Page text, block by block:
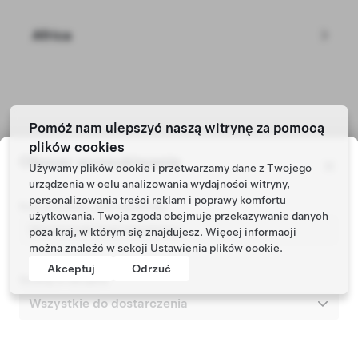
Africa
Tesla © 2026
Prywatność i przepisy prawne
Obszar wyszukiwania
Kod pocztowy dla rejestracji
Pomóż nam ulepszyć naszą witrynę za pomocą
plików cookies
Używamy plików cookie i przetwarzamy dane z Twojego
urządzenia w celu analizowania wydajności witryny,
personalizowania treści reklam i poprawy komfortu
użytkowania. Twoja zgoda obejmuje przekazywanie danych
poza kraj, w którym się znajdujesz. Więcej informacji
można znaleźć w sekcji Ustawienia plików cookie.
Akceptuj
Odrzuć